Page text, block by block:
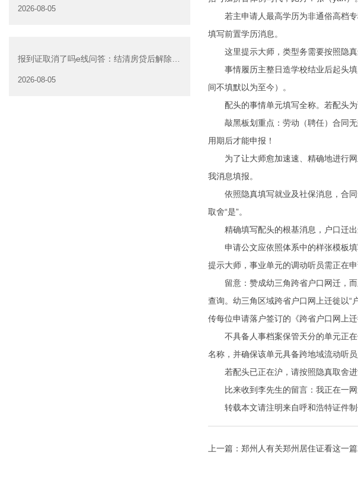
2026-08-05
报到证取消了吗e线问答：结清房贷后解除抵
2026-08-05
若主申请人最高学历为非通俗高档专
填写前置学历消息。
这里提示大师，类型务需要按照隐真
事情履历主整日造学校结业后起头填
间不填默以为至今）。
配头的事情单元填写全称。若配头为
敲黑板划重点：劳动（聘任）合同无
用期后才能申报！
为了让大师愈加速速、精确地进行网
我消息填报。
依照隐真填写就业及社保消息，合同
取舍“是”。
精确填写配头的根基消息，户口迁出
申请公文应依照体系中的样张模板填
提示大师，事业单元的调动听员需正在
留意：赞成幼三角跨省户口网迁，而
查询。幼三角区域跨省户口网上迁徙以“
传每位申请落户签订的《跨省户口网上迁
不具备人事档案保管天分的单元正在
名称，并确保该单元具备跨地域流动听
若配头已正在沪，请按照隐真取舍进
比来收到李先生的留言：我正在一网
转载本文请注明来自呼和浩特证件制
上一篇： 郑州人有关郑州居住证看这一